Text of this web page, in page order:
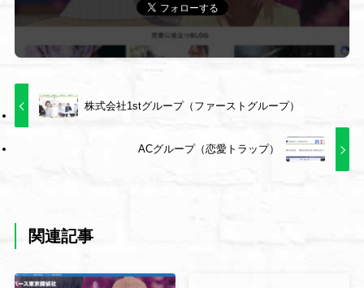
株式会社1stグループ（ファーストグループ）
ACグループ（恋愛トラップ）
関連記事